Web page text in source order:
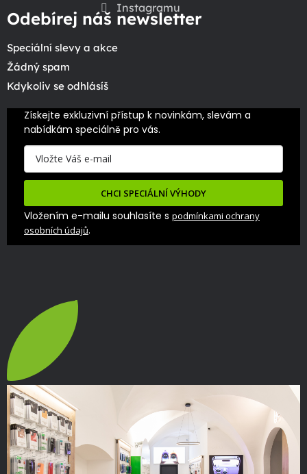
Instagramu
Odebírej náš newsletter
Speciální slevy a akce
Žádný spam
Kdykoliv se odhlásíš
Získejte exkluzivní přístup k novinkám, slevám a
nabídkám speciálně pro vás.
CHCI SPECIÁLNÍ VÝHODY
Vložením e-mailu souhlasíte s podmínkami ochrany
osobních údajů.